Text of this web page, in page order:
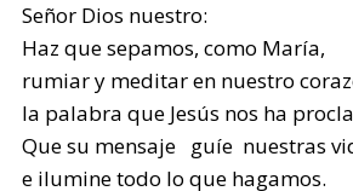
Señor Dios nuestro:
Haz que sepamos, como María,
rumiar y meditar en nuestro
la palabra que Jesús nos ha
Que su mensaje guíe nuestras
e ilumine todo lo que hagamos.